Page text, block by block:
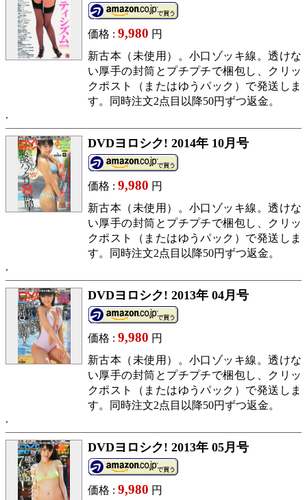
価格 : 9,980 円
新古本（未使用）。小口ゾッキ線。透けな
い厚手の封筒とプチプチで梱包し、クリッ
クポスト（またはゆうパック）で発送しま
す。同時注文2点目以降50円ずつ返金。
DVDヨロシク! 2014年 10月号
価格 : 9,980 円
新古本（未使用）。小口ゾッキ線。透けな
い厚手の封筒とプチプチで梱包し、クリッ
クポスト（またはゆうパック）で発送しま
す。同時注文2点目以降50円ずつ返金。
DVDヨロシク! 2013年 04月号
価格 : 9,980 円
新古本（未使用）。小口ゾッキ線。透けな
い厚手の封筒とプチプチで梱包し、クリッ
クポスト（またはゆうパック）で発送しま
す。同時注文2点目以降50円ずつ返金。
DVDヨロシク! 2013年 05月号
価格 : 9,980 円